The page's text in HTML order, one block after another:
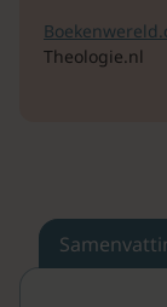
Theologie.nl